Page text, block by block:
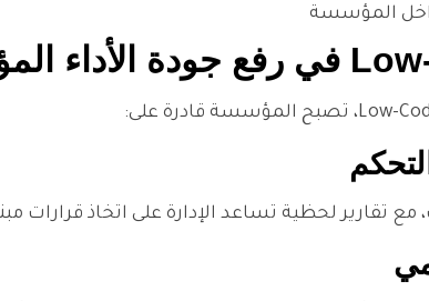
المؤسسة
مع تقارير لحظية تساعد الإدارة على اتخاذ قرارات